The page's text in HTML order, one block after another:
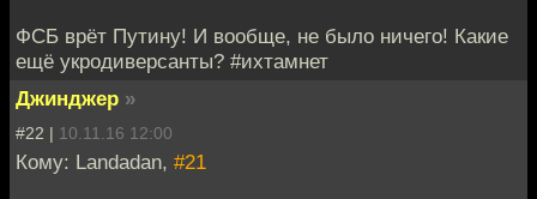
ФСБ врёт Путину! И вообще, не было ничего! Какие
ещё укродиверсанты? #ихтамнет
Джинджер »
#22 | 10.11.16 12:00
Кому: Landadan, #21